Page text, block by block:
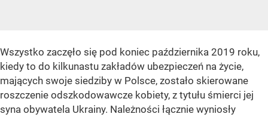
Wszystko zaczęło się pod koniec października 2019 roku,
kiedy to do kilkunastu zakładów ubezpieczeń na życie,
mających swoje siedziby w Polsce, zostało skierowane
roszczenie odszkodowawcze kobiety, z tytułu śmierci jej
syna obywatela Ukrainy. Należności łącznie wyniosły